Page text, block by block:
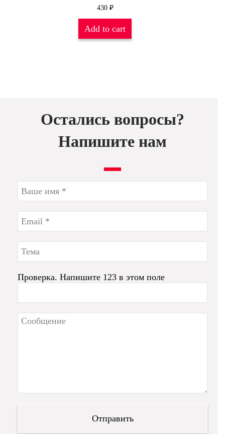
430 ₽
Add to cart
Остались вопросы?
Напишите нам
Проверка. Напишите 123 в этом поле